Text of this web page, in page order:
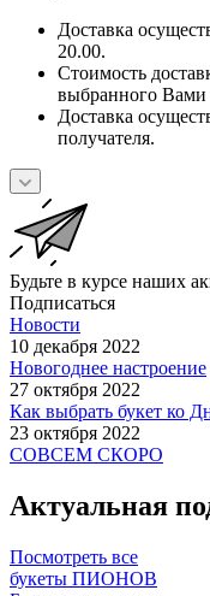
Доставка
20.00.
Стоимость
выбранного Вами
Доставка
получателя.
Будьте в курсе наших
Подписаться
Новости
10 декабря 2022
Новогоднее настроение
27 октября 2022
Как выбрать букет ко
23 октября 2022
СОВСЕМ СКОРО
Актуальная
Посмотреть все
букеты ПИОНОВ